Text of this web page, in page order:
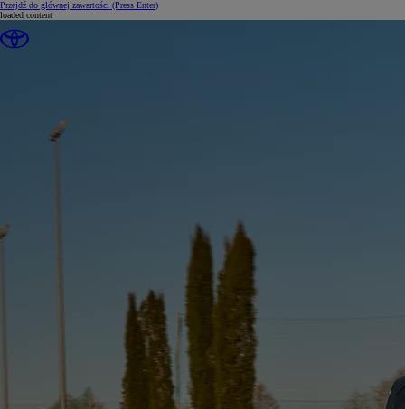
Przejdź do głównej zawartości (Press Enter)
loaded content